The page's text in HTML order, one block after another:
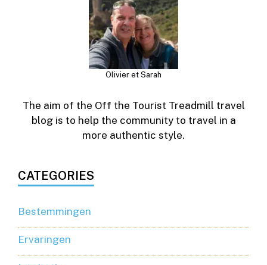
Olivier et Sarah
The aim of the Off the Tourist Treadmill travel
blog is to help the community to travel in a
more authentic style.
CATEGORIES
Bestemmingen
Ervaringen